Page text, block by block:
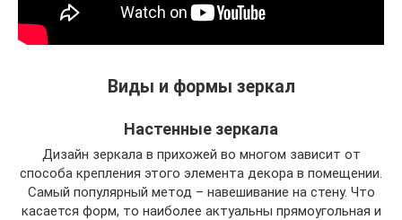
Виды и формы зеркал
Настенные зеркала
Дизайн зеркала в прихожей во многом зависит от
способа крепления этого элемента декора в помещении.
Самый популярный метод – навешивание на стену. Что
касается форм, то наиболее актуальны прямоугольная и